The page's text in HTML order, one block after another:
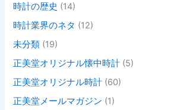
時計の歴史 (14)
時計業界のネタ (12)
未分類 (19)
正美堂オリジナル懐中時計 (5)
正美堂オリジナル時計 (60)
正美堂メールマガジン (1)